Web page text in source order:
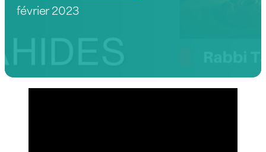
février 2023